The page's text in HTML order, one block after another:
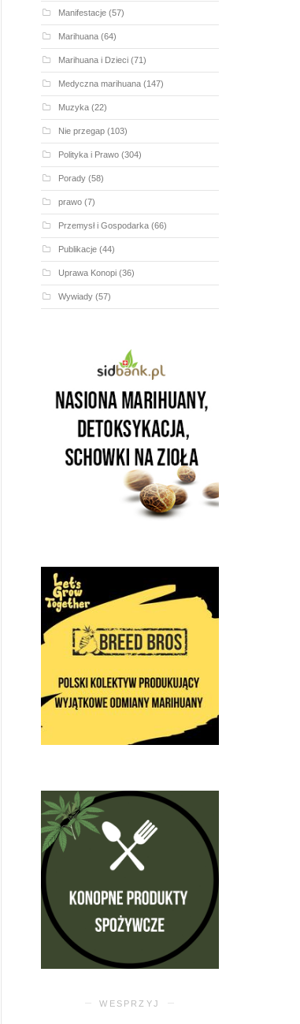
Manifestacje(57)
Marihuana(64)
Marihuana i Dzieci(71)
Medyczna marihuana(147)
Muzyka(22)
Nie przegap(103)
Polityka i Prawo(304)
Porady(58)
prawo(7)
Przemysł i Gospodarka(66)
Publikacje(44)
Uprawa Konopi(36)
Wywiady(57)
WESPRZYJ